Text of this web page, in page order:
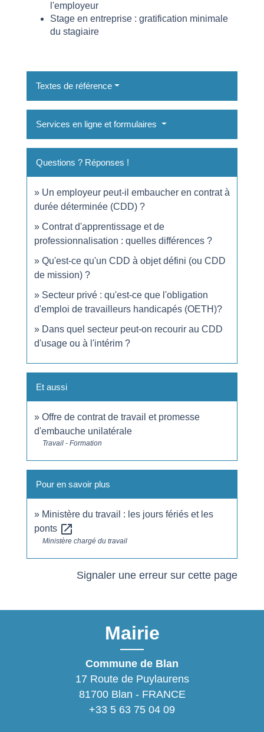
l'employeur
Stage en entreprise : gratification minimale
du stagiaire
Textes de référence
Services en ligne et formulaires
Questions ? Réponses !
Un employeur peut-il embaucher en contrat à
durée déterminée (CDD) ?
Contrat d'apprentissage et de
professionnalisation : quelles différences ?
Qu'est-ce qu'un CDD à objet défini (ou CDD
de mission) ?
Secteur privé : qu'est-ce que l'obligation
d'emploi de travailleurs handicapés (OETH)?
Dans quel secteur peut-on recourir au CDD
d'usage ou à l'intérim ?
Et aussi
Offre de contrat de travail et promesse
d'embauche unilatérale
Travail - Formation
Pour en savoir plus
Ministère du travail : les jours fériés et les
ponts open_in_new
Ministère chargé du travail
Signaler une erreur sur cette page
Mairie
Commune de Blan
17 Route de Puylaurens
81700 Blan - FRANCE
+33 5 63 75 04 09